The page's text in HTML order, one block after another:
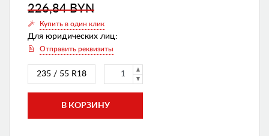
226,84 BYN
Купить в один клик
Для юридических лиц:
Отправить реквизиты
235 / 55 R18